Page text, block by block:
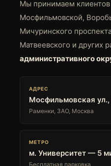
Мы принимаем клиентов
Мосфильмовской,
Мичуринского
Матвеевского и других
административного
АДРЕС
Мосфильмовская ул.,
Раменки, ЗАО, Москва
МЕТРО
м. Университет — 5
Бесплатная парковка